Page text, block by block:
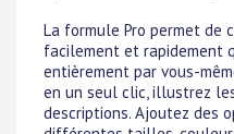
La formule Pro permet de
facilement et rapidement
entièrement par vous-
en un seul clic, illustrez
descriptions. Ajoutez des